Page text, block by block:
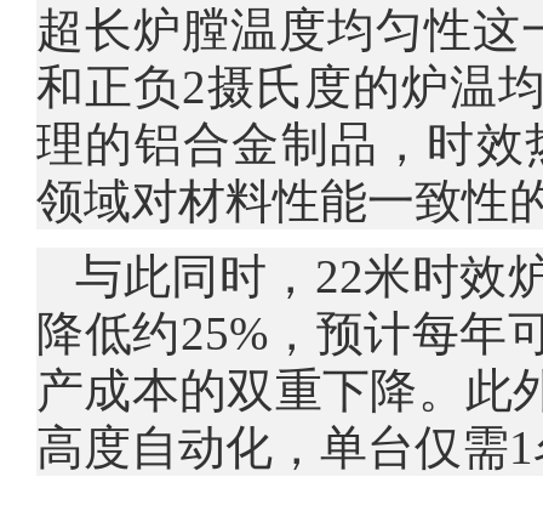
超长炉膛温度均匀性
和正负2摄氏度的炉温
理的铝合金制品，时效
领域对材料性能一致性
与此同时，22米时效
降低约25%，预计每年
产成本的双重下降。此
高度自动化，单台仅需